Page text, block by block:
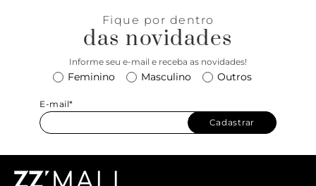
Fique por dentro
das novidades
Informe seu e-mail e receba as novidades!
Feminino Masculino Outros
E-mail*
Cadastrar